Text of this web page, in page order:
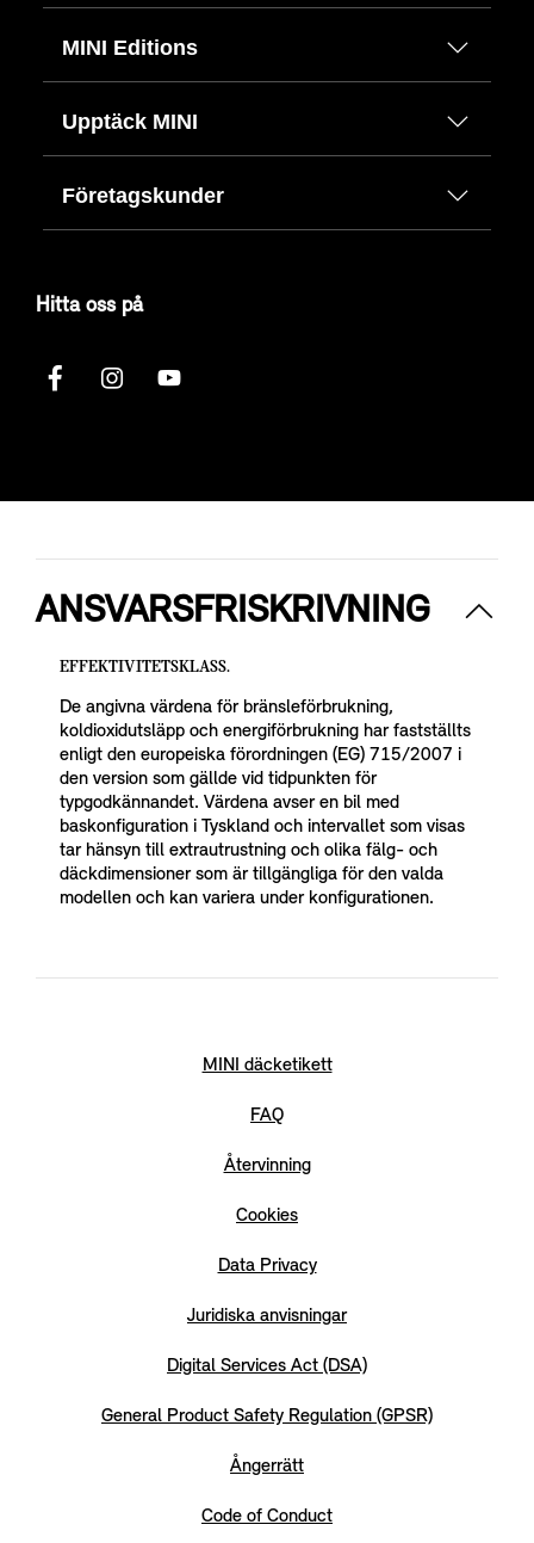
MINI Editions
Upptäck MINI
Företagskunder
Hitta oss på
ANSVARSFRISKRIVNING
EFFEKTIVITETSKLASS.
De angivna värdena för bränsleförbrukning,
koldioxidutsläpp och energiförbrukning har fastställts
enligt den europeiska förordningen (EG) 715/2007 i
den version som gällde vid tidpunkten för
typgodkännandet. Värdena avser en bil med
baskonfiguration i Tyskland och intervallet som visas
tar hänsyn till extrautrustning och olika fälg- och
däckdimensioner som är tillgängliga för den valda
modellen och kan variera under konfigurationen.
MINI däcketikett
FAQ
Återvinning
Cookies
Data Privacy
Juridiska anvisningar
Digital Services Act (DSA)
General Product Safety Regulation (GPSR)
Ångerrätt
Code of Conduct